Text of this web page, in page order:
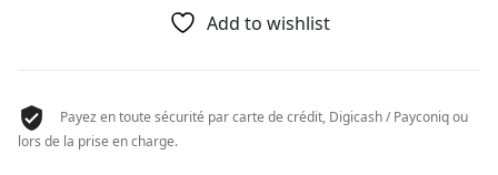
40ML
Add to wishlist
Payez en toute sécurité par carte de crédit, Digicash / Payconiq ou
lors de la prise en charge.